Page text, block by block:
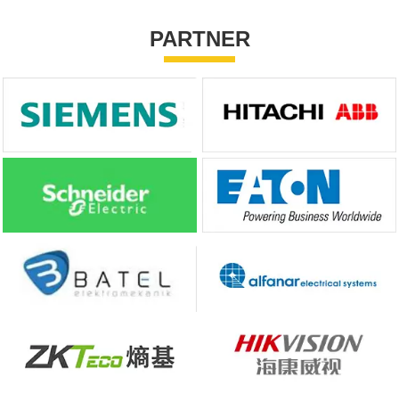
PARTNER